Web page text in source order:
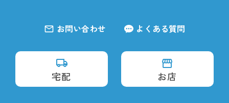
お問い合わせ よくある質問
宅配 お店